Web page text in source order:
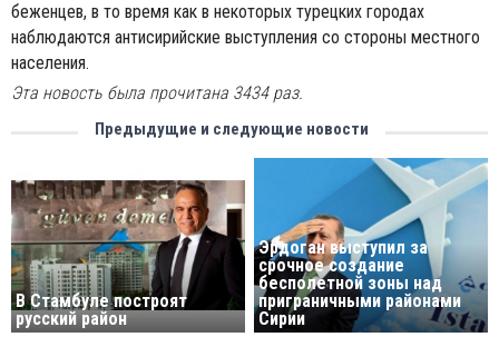
беженцев, в то время как в некоторых турецких городах
наблюдаются антисирийские выступления со стороны местного
населения.
Эта новость была прочитана 3434 раз.
Предыдущие и следующие новости
В Стамбуле построят
русский район
Эрдоган выступил за
срочное создание
бесполетной зоны над
приграничными районами
Сирии